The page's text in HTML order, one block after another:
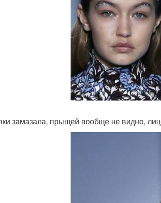
замазала, прыщей вообще не видно,